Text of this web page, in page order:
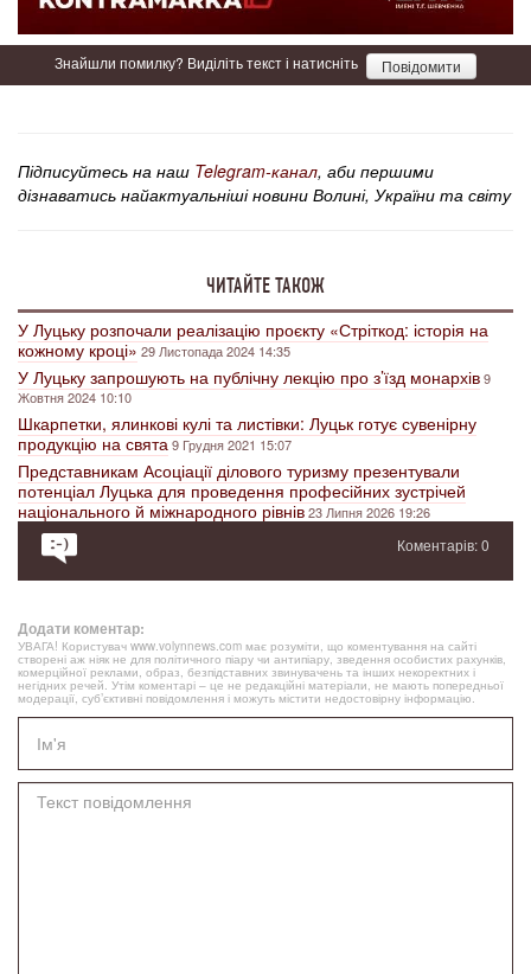
Знайшли помилку? Виділіть текст і натисніть Повідомити
Підписуйтесь на наш Telegram-канал, аби першими
дізнаватись найактуальніші новини Волині, України та світу
ЧИТАЙТЕ ТАКОЖ
У Луцьку розпочали реалізацію проєкту «Стріткод: історія на
кожному кроці»29 Листопада 2024 14:35
У Луцьку запрошують на публічну лекцію про з’їзд монархів9
Жовтня 2024 10:10
Шкарпетки, ялинкові кулі та листівки: Луцьк готує сувенірну
продукцію на свята9 Грудня 2021 15:07
Представникам Асоціації ділового туризму презентували
потенціал Луцька для проведення професійних зустрічей
національного й міжнародного рівнів23 Липня 2026 19:26
Коментарів: 0
Додати коментар:
УВАГА! Користувач www.volynnews.com має розуміти, що коментування на сайті
створені аж ніяк не для політичного піару чи антипіару, зведення особистих рахунків,
комерційної реклами, образ, безпідставних звинувачень та інших некоректних і
негідних речей. Утім коментарі – це не редакційні матеріали, не мають попередньої
модерації, суб’єктивні повідомлення і можуть містити недостовірну інформацію.